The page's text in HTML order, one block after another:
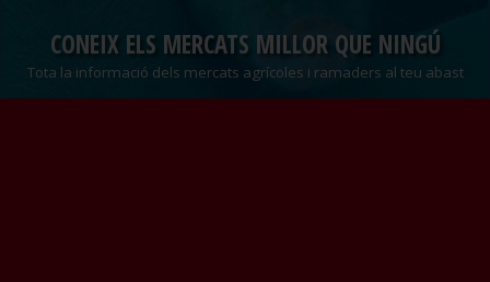
CONEIX ELS MERCATS MILLOR QUE NINGÚ
Tota la informació dels mercats agrícoles i ramaders al teu abast